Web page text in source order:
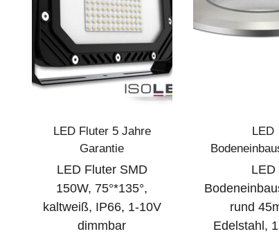
LED Fluter 5 Jahre
Garantie
LED Fluter SMD
150W, 75°*135°,
kaltweiß, IP66, 1-10V
dimmbar
LED
LED
rund
Edelstahl,